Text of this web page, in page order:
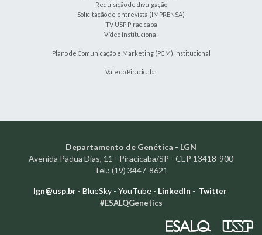
Requisição de divulgação
Solicitação de entrevista (IMPRENSA)
TV USP Piracicaba
Vídeo Institucional
Plano de Comunicação e Marketing (PCM) Institucional
Vale do Piracicaba
Departamento de Genética - LGN
Avenida Pádua Dias, 11 - Piracicaba/SP - CEP 13418-900
Tel.: (19) 3447-8621
lgn@usp.br - BlueSky - YouTube - LinkedIn - Twitter
#ESALQGenetics